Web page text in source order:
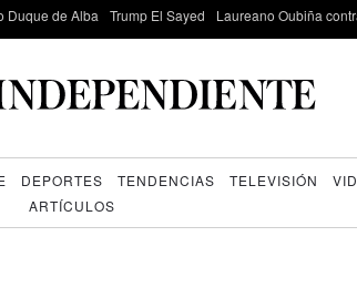
Duque de Alba Trump El Sayed Laureano Oubiña
DEPORTES TENDENCIAS TELEVISIÓN
ARTÍCULOS